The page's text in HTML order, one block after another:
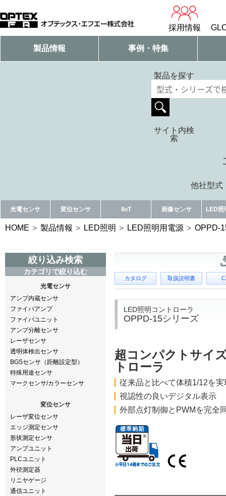
採用情報
製品情報 事例・特集
製品を探す
サイト内検
索
他社型式
光電センサ 変位センサ IIoT 画像センサ LED照
HOME 製品情報 LED照明 LED照明用電源 OPPD-
絞り込み検索
カテゴリで絞り込む
光電センサ
アンプ内蔵センサ
ファイバアンプ
ファイバユニット
アンプ分離センサ
レーザセンサ
透明体検出センサ
BGSセンサ（距離設定型）
特殊用途センサ
マークセンサ/カラーセンサ
変位センサ
レーザ変位センサ
エッジ測定センサ
形状測定センサ
アンプユニット
PLCユニット
外径測定器
リニヤゲージ
通信ユニット
カタログ 取扱説明書
LED照明コントローラ
OPPD-15シリーズ
超コンパクトサイ
トローラ
従来品と比べて体積1/12を実
視認性の良いデジタル表示
外部点灯制御とPWMを完全